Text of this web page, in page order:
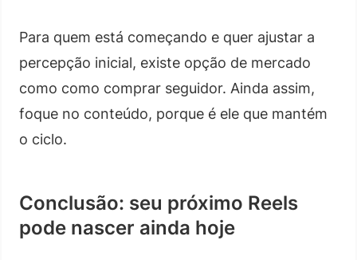
Para quem está começando e quer ajustar a
percepção inicial, existe opção de mercado
como como comprar seguidor. Ainda assim,
foque no conteúdo, porque é ele que mantém
o ciclo.
Conclusão: seu próximo Reels
pode nascer ainda hoje